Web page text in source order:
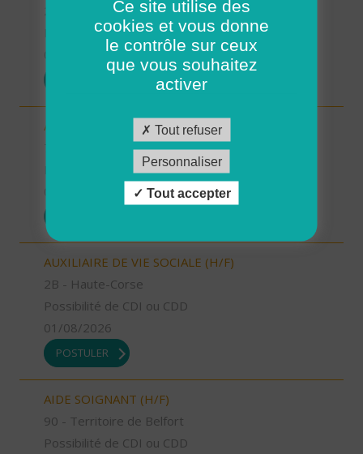
2A - Corse-du-Sud
Possibilité de CDI ou CDD
01/08/2026
AUXILIAIRE DE VIE SOCIALE (H/F)
Possibilité de CDI ou CDD
AUXILIAIRE DE VIE SOCIALE (H/F)
2B - Haute-Corse
Possibilité de CDI ou CDD
01/08/2026
POSTULER
AIDE SOIGNANT (H/F)
90 - Territoire de Belfort
Possibilité de CDI ou CDD
Ce site utilise des
cookies et vous donne
le contrôle sur ceux
que vous souhaitez
activer
Tout refuser
Personnaliser
Tout accepter